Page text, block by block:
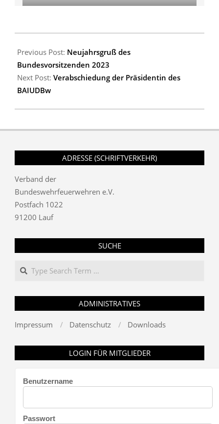
01-
21
Previous Post: Neujahrsgruß des
Bundesvorsitzenden 2023
Next Post: Verabschiedung der Präsidentin des
BAIUDBw
ADRESSE (SCHRIFTVERKEHR)
Verband der
Bundeswehrfeuerwehren e.V.
Postfach 1022
91200 Lauf
SUCHE
Search
ADMINISTRATIVES
Impressum Datenschutz Downloads
LOGIN FÜR MITGLIEDER
Benutzername
Passwort